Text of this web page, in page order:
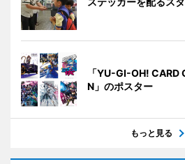
「YU-GI-OH! CARD
N」のポスター
もっと見る